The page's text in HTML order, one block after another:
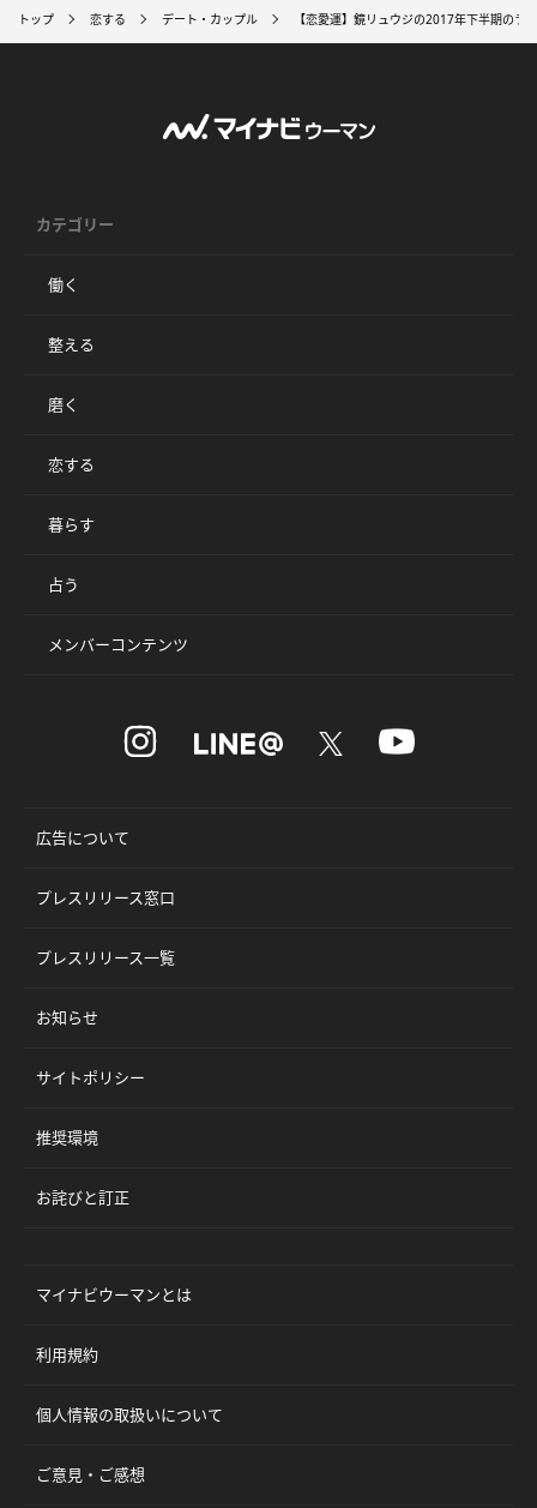
トップ 恋する デート・カップル 【恋愛運】鏡リュウジの2017年下半期の
カテゴリー
働く
整える
磨く
恋する
暮らす
占う
メンバーコンテンツ
広告について
プレスリリース窓口
プレスリリース一覧
お知らせ
サイトポリシー
推奨環境
お詫びと訂正
マイナビウーマンとは
利用規約
個人情報の取扱いについて
ご意見・ご感想